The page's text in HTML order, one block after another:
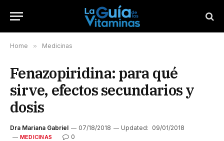
Home » Medicinas
Fenazopiridina: para qué
sirve, efectos secundarios y
dosis
Dra Mariana Gabriel 07/18/2018 Updated: 09/01/2018
MEDICINAS 0